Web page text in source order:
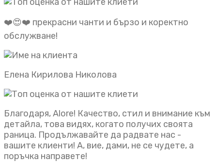
❤️😍❤️ прекрасни чанти и бързо и коректно
обслужване!
Елена Кирилова Николова
Благодаря, Alore! Качество, стил и внимание към
детайла, това видях, когато получих своята
раница. Продължавайте да радвате нас -
вашите клиенти! А, вие, дами, не се чудете, а
поръчка направете!